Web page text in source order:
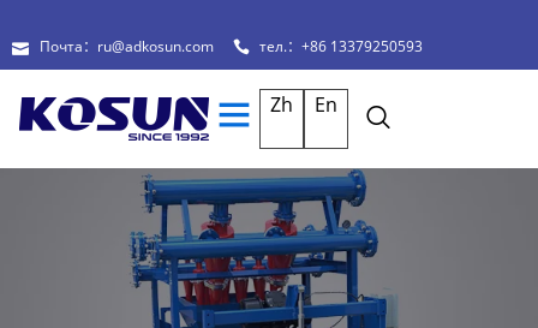
Почта：ru@adkosun.com тел.：+86 13379250593
Zh En